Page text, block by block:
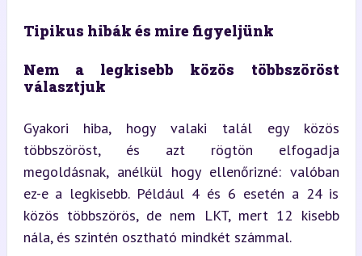
Tipikus hibák és mire figyeljünk
Nem a legkisebb közös többszöröst
választjuk
Gyakori hiba, hogy valaki talál egy közös
többszöröst, és azt rögtön elfogadja
megoldásnak, anélkül hogy ellenőrizné: valóban
ez-e a legkisebb. Például 4 és 6 esetén a 24 is
közös többszörös, de nem LKT, mert 12 kisebb
nála, és szintén osztható mindkét számmal.